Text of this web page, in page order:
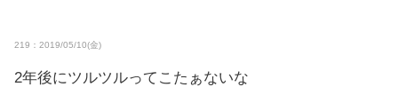
219：2019/05/10(金)
2年後にツルツルってこたぁないな